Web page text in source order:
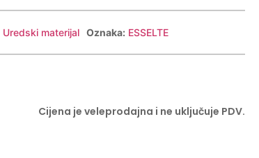
Uredski materijal Oznaka: ESSELTE
Cijena je veleprodajna i ne uključuje PDV.